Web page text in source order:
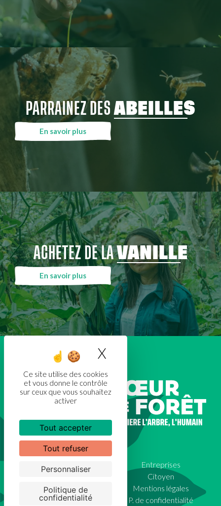
Ce site utilise des cookies
et vous donne le contrôle
sur ceux que vous souhaitez
activer
Tout accepter
Tout refuser
Personnaliser
Politique de
confidentialité
X
PARRAINEZ DES ABEILLES
En savoir plus
ACHETEZ DE LAVANILLE
En savoir plus
01 45 92 92 23
Nos projets
FAQ
Entreprises
Citoyen
Mentions légales
P. de confidentialité